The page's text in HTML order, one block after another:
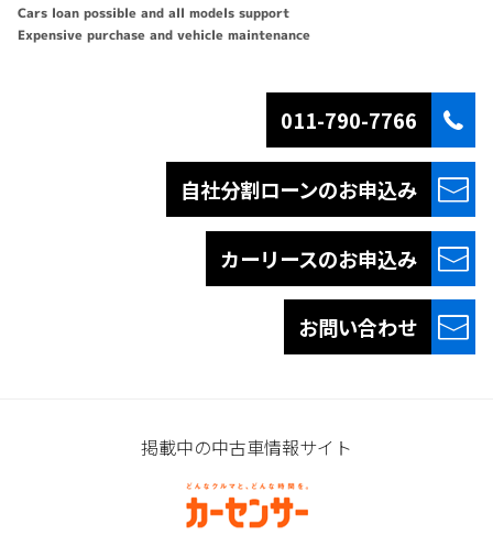
Cars loan possible and all models support
Expensive purchase and vehicle maintenance
011-790-7766
自社分割ローンのお申込み
カーリースのお申込み
お問い合わせ
掲載中の中古車情報サイト